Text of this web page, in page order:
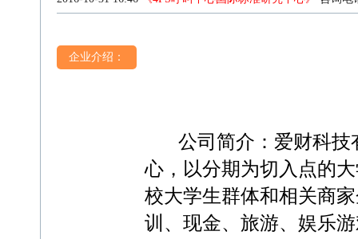
企业介绍：
公司简介：爱财科技
心，以分期为切入点的
校大学生群体和相关商
训、现金、旅游、娱乐